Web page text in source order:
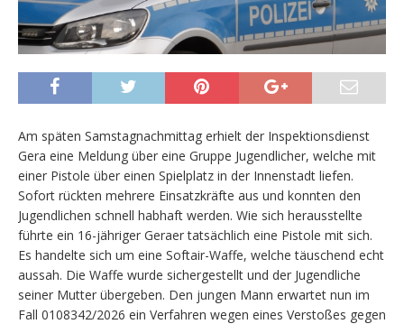
Am späten Samstagnachmittag erhielt der Inspektionsdienst
Gera eine Meldung über eine Gruppe Jugendlicher, welche mit
einer Pistole über einen Spielplatz in der Innenstadt liefen.
Sofort rückten mehrere Einsatzkräfte aus und konnten den
Jugendlichen schnell habhaft werden. Wie sich herausstellte
führte ein 16-jähriger Geraer tatsächlich eine Pistole mit sich.
Es handelte sich um eine Softair-Waffe, welche täuschend echt
aussah. Die Waffe wurde sichergestellt und der Jugendliche
seiner Mutter übergeben. Den jungen Mann erwartet nun im
Fall 0108342/2026 ein Verfahren wegen eines Verstoßes gegen